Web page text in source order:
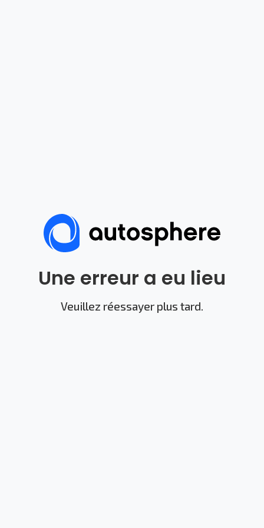
Une erreur a eu lieu
Veuillez réessayer plus tard.